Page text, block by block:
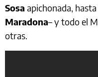
Sosa apichonada,
Maradona– y todo el
otras.